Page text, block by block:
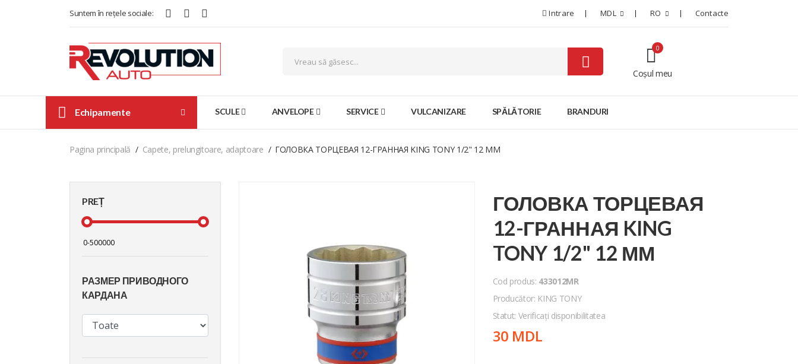
Suntem în rețele sociale: Intrare MDL RO Contacte
Coșul meu
0
Echipamente SCULE ANVELOPE SERVICE VULCANIZARE SPĂLĂTORIE BRANDURI
Pagina principală Capete, prelungitoare, adaptoare ГОЛОВКА ТОРЦЕВАЯ 12-ГРАННАЯ KING TONY 1/2" 12 ММ
PREȚ
РАЗМЕР ПРИВОДНОГО
КАРДАНА
ГОЛОВКА ТОРЦЕВАЯ
12-ГРАННАЯ KING
TONY 1/2" 12 ММ
Cod produs: 433012MR
Producător: KING TONY
Statut: Verificați disponibilitatea
30 MDL